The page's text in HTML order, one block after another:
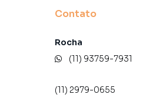
Contato
Rocha
(11) 93759-7931
(11) 2979-0655